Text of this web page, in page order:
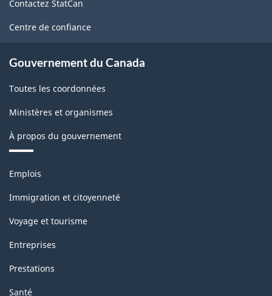
ce
site
Contactez StatCan
Centre de confiance
Gouvernement du Canada
Toutes les coordonnées
Ministères et organismes
À propos du gouvernement
Thèmes
sujets
Emplois
Immigration et citoyenneté
Voyage et tourisme
Entreprises
Prestations
Santé